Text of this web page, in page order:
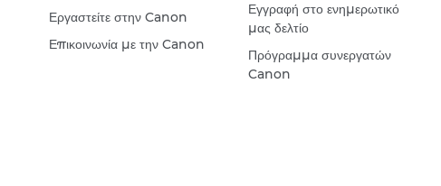
Εργαστείτε στην Canon
Επικοινωνία με την Canon
Εγγραφή στο ενημερωτικό
μας δελτίο
Πρόγραμμα συνεργατών
Canon